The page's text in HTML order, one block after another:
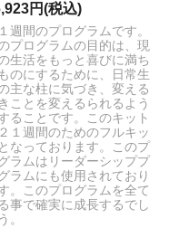
円(税込)
週間のプログラムです。
プログラムの目的は、現
生活をもっと喜びに満ち
のにするために、日常生
主な柱に気づき、変える
ことを変えるられるよう
ることです。このキット
１週間のためのフルキッ
となっております。このプ
ラムはリーダーシッププ
ラムにも使用されており
。このプログラムを全て
事で確実に成長するでし
。